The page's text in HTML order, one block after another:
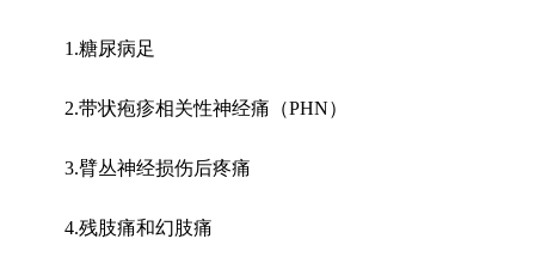
1.糖尿病足
2.带状疱疹相关性神经痛（PHN）
3.臂丛神经损伤后疼痛
4.残肢痛和幻肢痛